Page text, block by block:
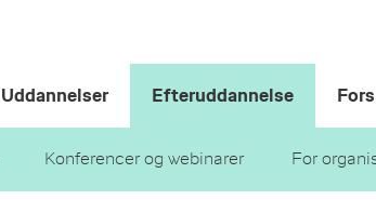
Uddannelser Efteruddannelse
Konferencer og webinarer For